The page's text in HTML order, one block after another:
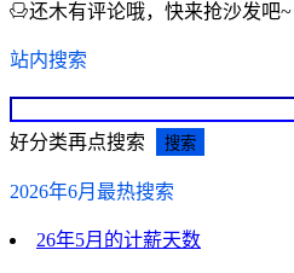
还木有评论哦，快来抢沙发吧~
站内搜索
好分类再点搜索
2026年6月最热搜索
26年5月的计薪天数